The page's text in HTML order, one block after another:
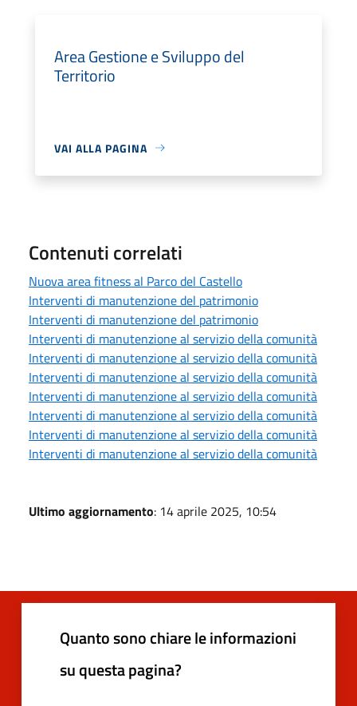
Area Gestione e Sviluppo del
Territorio
VAI ALLA PAGINA
Contenuti correlati
Nuova area fitness al Parco del Castello
Interventi di manutenzione del patrimonio
Interventi di manutenzione del patrimonio
Interventi di manutenzione al servizio della comunità
Interventi di manutenzione al servizio della comunità
Interventi di manutenzione al servizio della comunità
Interventi di manutenzione al servizio della comunità
Interventi di manutenzione al servizio della comunità
Interventi di manutenzione al servizio della comunità
Interventi di manutenzione al servizio della comunità
Ultimo aggiornamento: 14 aprile 2025, 10:54
Quanto sono chiare le informazioni
su questa pagina?